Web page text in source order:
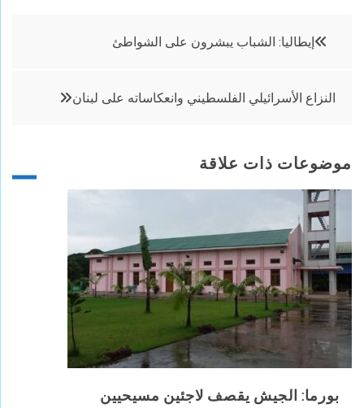
تصفّح
المقالات
إيطاليا: الشباب يبشرون على الشواطئ
النزاع الأسرائيلي الفلسطيني وانعكاساته على لبنان
موضوعات ذات علاقة
بورما: الجيش يقصف لاجئين مسيحيين